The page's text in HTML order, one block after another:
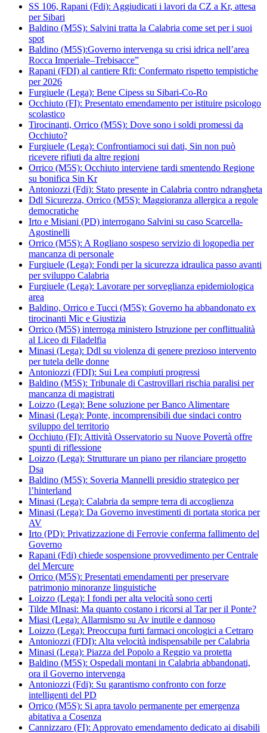
SS 106, Rapani (Fdi): Aggiudicati i lavori da CZ a Kr, attesa
per Sibari
Baldino (M5S): Salvini tratta la Calabria come set per i suoi
spot
Baldino (M5S):Governo intervenga su crisi idrica nell’area
Rocca Imperiale–Trebisacce”
Rapani (FDI) al cantiere Rfi: Confermato rispetto tempistiche
per 2026
Furgiuele (Lega): Bene Cipess su Sibari-Co-Ro
Occhiuto (FI): Presentato emendamento per istituire psicologo
scolastico
Tirocinanti, Orrico (M5S): Dove sono i soldi promessi da
Occhiuto?
Furgiuele (Lega): Confrontiamoci sui dati, Sin non può
ricevere rifiuti da altre regioni
Orrico (M5S): Occhiuto interviene tardi smentendo Regione
su bonifica Sin Kr
Antoniozzi (Fdi): Stato presente in Calabria contro ndrangheta
Ddl Sicurezza, Orrico (M5S): Maggioranza allergica a regole
democratiche
Irto e Misiani (PD) interrogano Salvini su caso Scarcella-
Agostinelli
Orrico (M5S): A Rogliano sospeso servizio di logopedia per
mancanza di personale
Furgiuele (Lega): Fondi per la sicurezza idraulica passo avanti
per sviluppo Calabria
Furgiuele (Lega): Lavorare per sorveglianza epidemiologica
area
Baldino, Orrico e Tucci (M5S): Governo ha abbandonato ex
tirocinanti Mic e Giustizia
Orrico (M5S) interroga ministero Istruzione per conflittualità
al Liceo di Filadelfia
Minasi (Lega): Ddl su violenza di genere prezioso intervento
per tutela delle donne
Antoniozzi (FDI): Sui Lea compiuti progressi
Baldino (M5S): Tribunale di Castrovillari rischia paralisi per
mancanza di magistrati
Loizzo (Lega): Bene soluzione per Banco Alimentare
Minasi (Lega): Ponte, incomprensibili due sindaci contro
sviluppo del territorio
Occhiuto (FI): Attività Osservatorio su Nuove Povertà offre
spunti di riflessione
Loizzo (Lega): Strutturare un piano per rilanciare progetto
Dsa
Baldino (M5S): Soveria Mannelli presidio strategico per
l’hinterland
Minasi (Lega): Calabria da sempre terra di accoglienza
Minasi (Lega): Da Governo investimenti di portata storica per
AV
Irto (PD): Privatizzazione di Ferrovie conferma fallimento del
Governo
Rapani (Fdi) chiede sospensione provvedimento per Centrale
del Mercure
Orrico (M5S): Presentati emendamenti per preservare
patrimonio minoranze linguistiche
Loizzo (Lega): I fondi per alta velocità sono certi
Tilde MInasi: Ma quanto costano i ricorsi al Tar per il Ponte?
Miasi (Lega): Allarmismo su Av inutile e dannoso
Loizzo (Lega): Preoccupa furti farmaci oncologici a Cetraro
Antoniozzi (FDI): Alta velocità indispensabile per Calabria
Minasi (Lega): Piazza del Popolo a Reggio va protetta
Baldino (M5S): Ospedali montani in Calabria abbandonati,
ora il Governo intervenga
Antoniozzi (Fdi): Su garantismo confronto con forze
intelligenti del PD
Orrico (M5S): Si apra tavolo permanente per emergenza
abitativa a Cosenza
Cannizzaro (FI): Approvato emendamento dedicato ai disabili